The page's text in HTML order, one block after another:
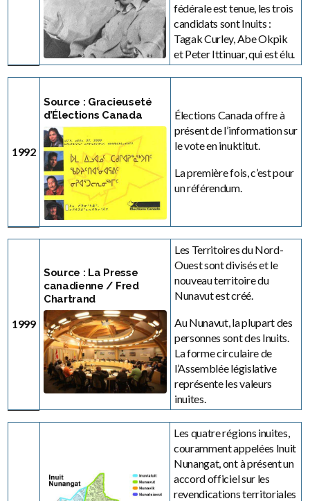
fédérale est tenue, les trois
candidats sont Inuits :
Tagak Curley, Abe Okpik
et Peter Ittinuar, qui est élu.
1992
Source : Gracieuseté
d’Élections Canada
Élections Canada offre à
présent de l’information sur
le vote en inuktitut.
La première fois, c’est pour
un référendum.
1999
Source : La Presse
canadienne / Fred
Chartrand
Les Territoires du Nord-
Ouest sont divisés et le
nouveau territoire du
Nunavut est créé.
Au Nunavut, la plupart des
personnes sont des Inuits.
La forme circulaire de
l’Assemblée législative
représente les valeurs
inuites.
Les quatre régions inuites,
couramment appelées Inuit
Nunangat, ont à présent un
accord officiel sur les
revendications territoriales